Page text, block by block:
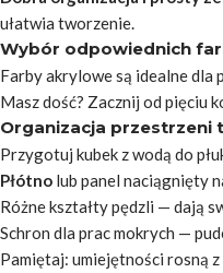
ułatwia tworzenie.
Wybór odpowiednich
Farby akrylowesą idealne dla
Masz dość? Zacznij od pięciu
Organizacja przestrzeni
Przygotuj kubek z wodą do
Płótno lub panel naciągnięty
Różne kształty pędzli — dają
Schron dla prac mokrych —
Pamiętaj: umiejętności rosną